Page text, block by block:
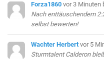
Forza1860 vor 3 Minuten
Nach enttäuschendem
selbst bewerten!
Wachter Herbert vor 5
Sturmtalent Calderon